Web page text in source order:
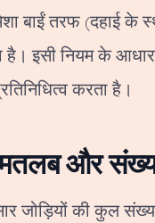
बाईं तरफ (दहाई के
इसी नियम के आधार
करता है।
और
जोड़ियों की कुल